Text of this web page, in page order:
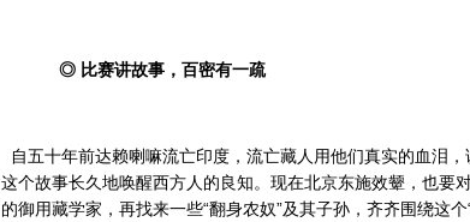
◎ 比赛讲故事，百密有一疏
自五十年前达赖喇嘛流亡印度，流亡藏人用他们真实的血泪，
这个故事长久地唤醒西方人的良知。现在北京东施效颦，也要
的御用藏学家，再找来一些“翻身农奴”及其子孙，齐齐围绕这